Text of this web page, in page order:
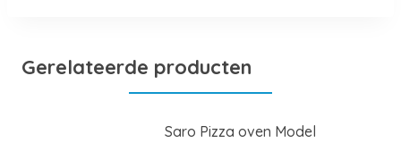
Gerelateerde producten
Saro Pizza oven Model